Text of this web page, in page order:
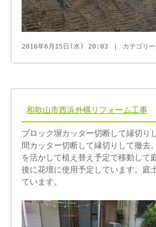
2016年6月15日(水) 20:03 ｜ カテゴリ
和歌山市西浜外構リフォーム工事
ブロック塀カッター切断して縁切り
間カッター切断して縁切りして撤去
を活かして植え替え予定で移動して
後に花壇に使用予定しています。庭
ています。